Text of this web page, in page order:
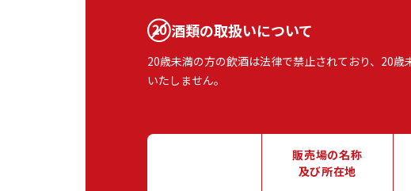
酒類の取扱いについて
20歳未満の方の飲酒は法律で禁止されており、20歳
いたしません。
販売場の名称
及び所在地